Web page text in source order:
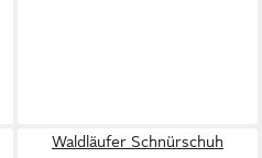
Waldläufer Schnürschuh